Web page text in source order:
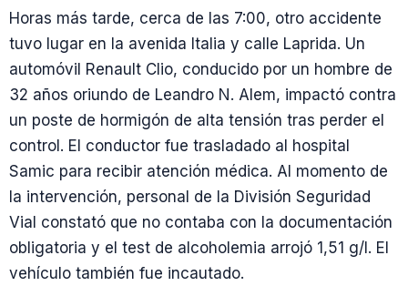
Horas más tarde, cerca de las 7:00, otro accidente
tuvo lugar en la avenida Italia y calle Laprida. Un
automóvil Renault Clio, conducido por un hombre de
32 años oriundo de Leandro N. Alem, impactó contra
un poste de hormigón de alta tensión tras perder el
control. El conductor fue trasladado al hospital
Samic para recibir atención médica. Al momento de
la intervención, personal de la División Seguridad
Vial constató que no contaba con la documentación
obligatoria y el test de alcoholemia arrojó 1,51 g/l. El
vehículo también fue incautado.